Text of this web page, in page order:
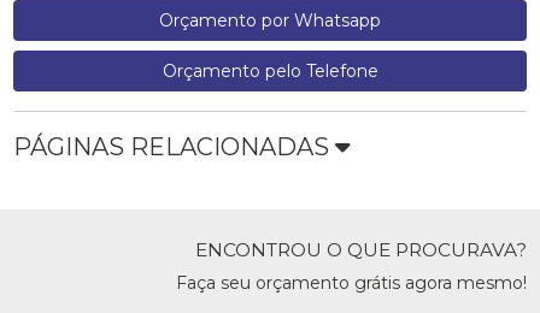
Orçamento por Whatsapp
Orçamento pelo Telefone
PÁGINAS RELACIONADAS
ENCONTROU O QUE PROCURAVA?
Faça seu orçamento grátis agora mesmo!